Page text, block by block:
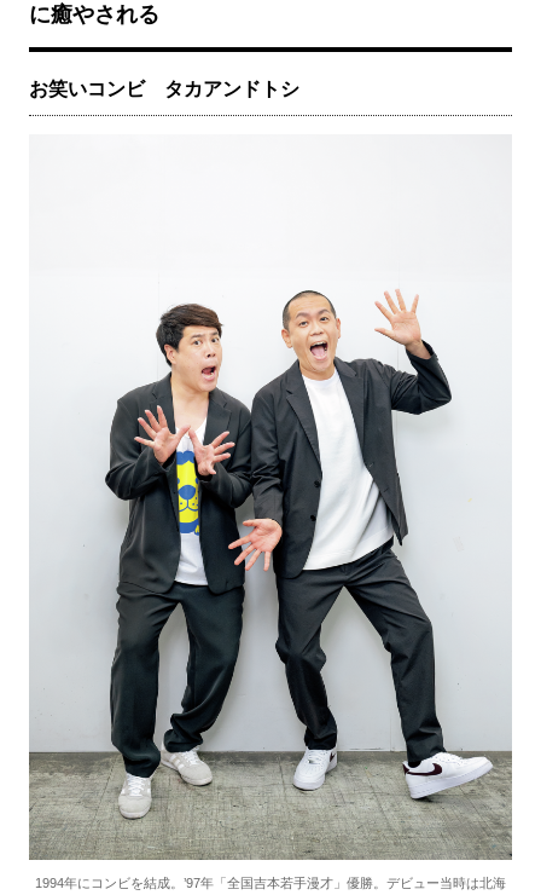
に癒やされる
お笑いコンビ タカアンドトシ
1994年にコンビを結成。’97年「全国吉本若手漫才」優勝。デビュー当時は北海